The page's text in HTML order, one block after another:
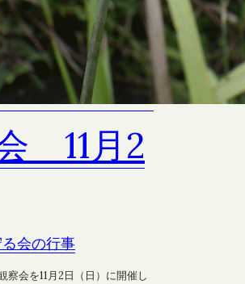
11月2
会の行事
会を11月2日（日）に開催し